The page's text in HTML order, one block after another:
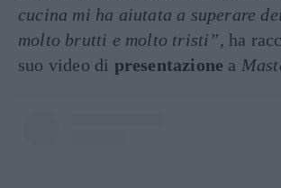
cucina mi ha aiutata a superare
molto brutti e molto tristi”, ha
suo video di presentazione a